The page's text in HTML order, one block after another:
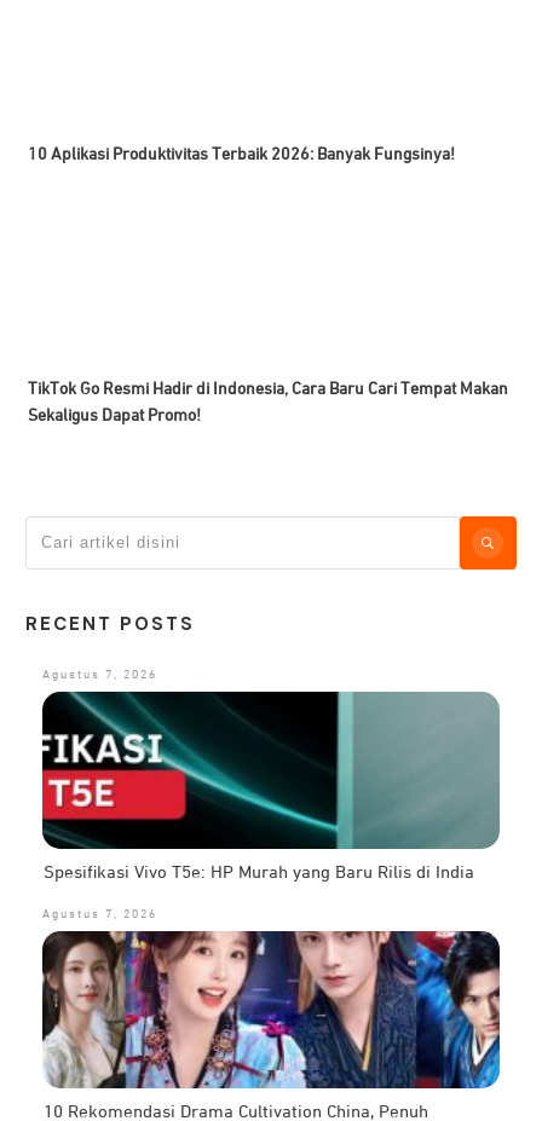
10 Aplikasi Produktivitas Terbaik 2026: Banyak Fungsinya!
TikTok Go Resmi Hadir di Indonesia, Cara Baru Cari Tempat Makan
Sekaligus Dapat Promo!
RECENT POSTS
Agustus 7, 2026
Spesifikasi Vivo T5e: HP Murah yang Baru Rilis di India
Agustus 7, 2026
10 Rekomendasi Drama Cultivation China, Penuh